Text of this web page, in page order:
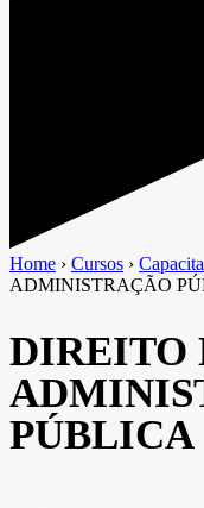
Home › Cursos ›
ADMINISTRAÇÃO
DIREITO
PÚBLICA